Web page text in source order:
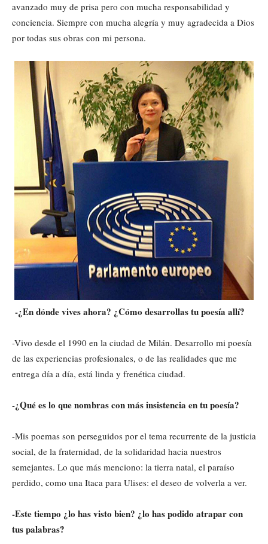
avanzado muy de prisa pero con mucha responsabilidad y
conciencia. Siempre con mucha alegría y muy agradecida a Dios
por todas sus obras con mi persona.
-¿En dónde vives ahora? ¿Cómo desarrollas tu poesía allí?
-Vivo desde el 1990 en la ciudad de Milán. Desarrollo mi poesía
de las experiencias profesionales, o de las realidades que me
entrega día a día, está linda y frenética ciudad.
-¿Qué es lo que nombras con más insistencia en tu poesía?
-Mis poemas son perseguidos por el tema recurrente de la justicia
social, de la fraternidad, de la solidaridad hacia nuestros
semejantes. Lo que más menciono: la tierra natal, el paraíso
perdido, como una Itaca para Ulises: el deseo de volverla a ver.
-Este tiempo ¿lo has visto bien? ¿lo has podido atrapar con
tus palabras?